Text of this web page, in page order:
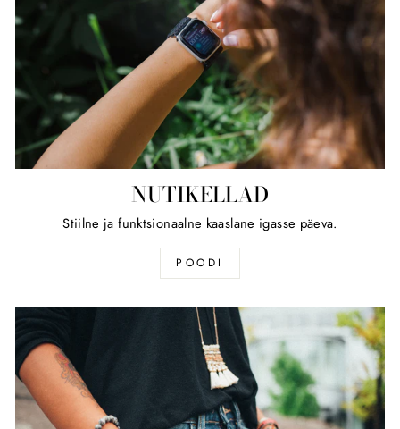
NUTIKELLAD
Stiilne ja funktsionaalne kaaslane igasse päeva.
POODI